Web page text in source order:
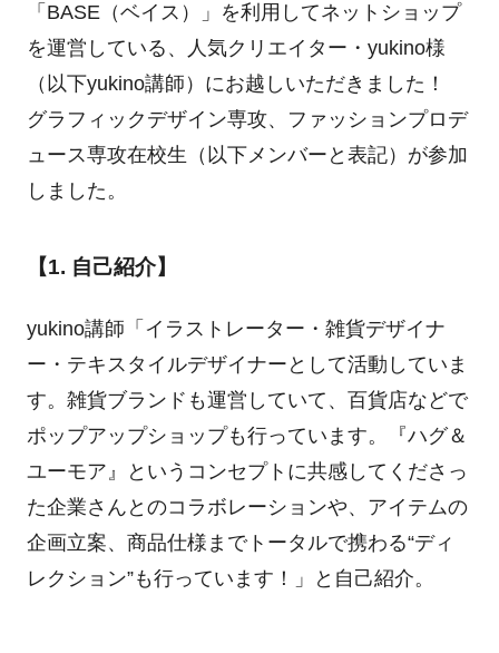
「BASE（ベイス）」を利用してネットショップ
を運営している、人気クリエイター・yukino様
（以下yukino講師）にお越しいただきました！
グラフィックデザイン専攻、ファッションプロデ
ュース専攻在校生（以下メンバーと表記）が参加
しました。
【1. 自己紹介】
yukino講師「イラストレーター・雑貨デザイナ
ー・テキスタイルデザイナーとして活動していま
す。雑貨ブランドも運営していて、百貨店などで
ポップアップショップも行っています。『ハグ＆
ユーモア』というコンセプトに共感してくださっ
た企業さんとのコラボレーションや、アイテムの
企画立案、商品仕様までトータルで携わる“ディ
レクション”も行っています！」と自己紹介。